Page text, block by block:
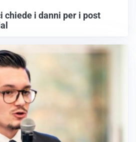
chiede i danni per i post